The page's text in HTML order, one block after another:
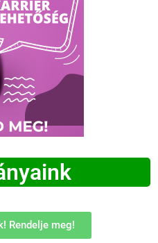
Rendelje meg!